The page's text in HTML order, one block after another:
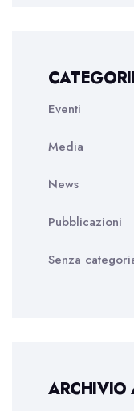
Eventi
Media
News
Pubblicazioni
Senza
ARCHIVIO